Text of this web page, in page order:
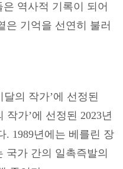
역사적 기록이 되어
은 기억을 선연히 불러
달의 작가’에 선정된
작가’에 선정된 2023년
. 1989년에는 베를린 장
국가 간의 일촉즉발의